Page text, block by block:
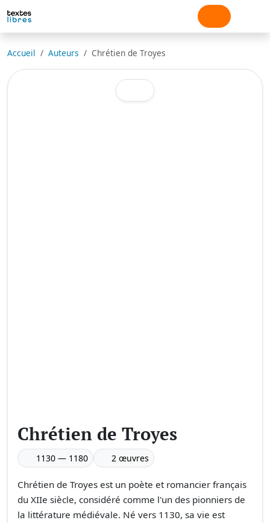
Accueil Auteurs Chrétien de Troyes
Chrétien de Troyes
1130 — 1180 2 œuvres
Chrétien de Troyes est un poète et romancier français
du XIIe siècle, considéré comme l'un des pionniers de
la littérature médiévale. Né vers 1130, sa vie est